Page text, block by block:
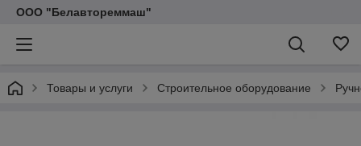
ООО "Белавтореммаш"
Товары и услуги Строительное оборудование